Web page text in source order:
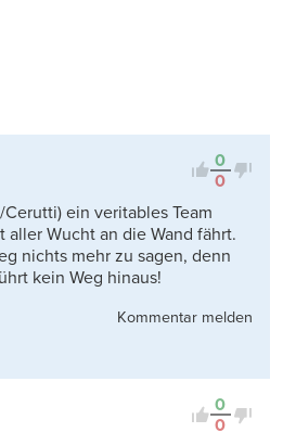
0
0
ein veritables Team
Wucht an die Wand fährt.
nichts mehr zu sagen, denn
kein Weg hinaus!
Kommentar melden
0
0